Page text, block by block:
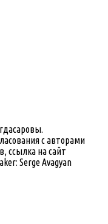
с авторами
ссылка на сайт
Serge Avagyan